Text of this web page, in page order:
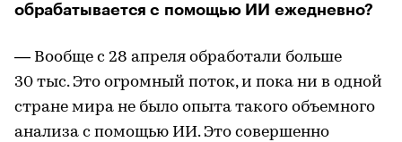
обрабатывается c помощью ИИ ежедневно?
— Вообще с 28 апреля обработали больше
30 тыс. Это огромный поток, и пока ни в одной
стране мира не было опыта такого объемного
анализа с помощью ИИ. Это совершенно